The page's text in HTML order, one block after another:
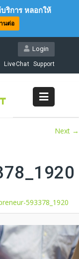
Login
LiveChat Support
Next →
593378_1920
ริการ หลอกให้
นต่อ